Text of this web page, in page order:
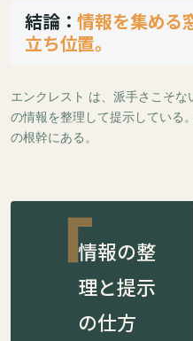
結論：情報を集める
立ち位置。
エンクレスト は、派手さこそ
の情報を整理して提示している
の根幹にある。
情報の整
理と提示
の仕方